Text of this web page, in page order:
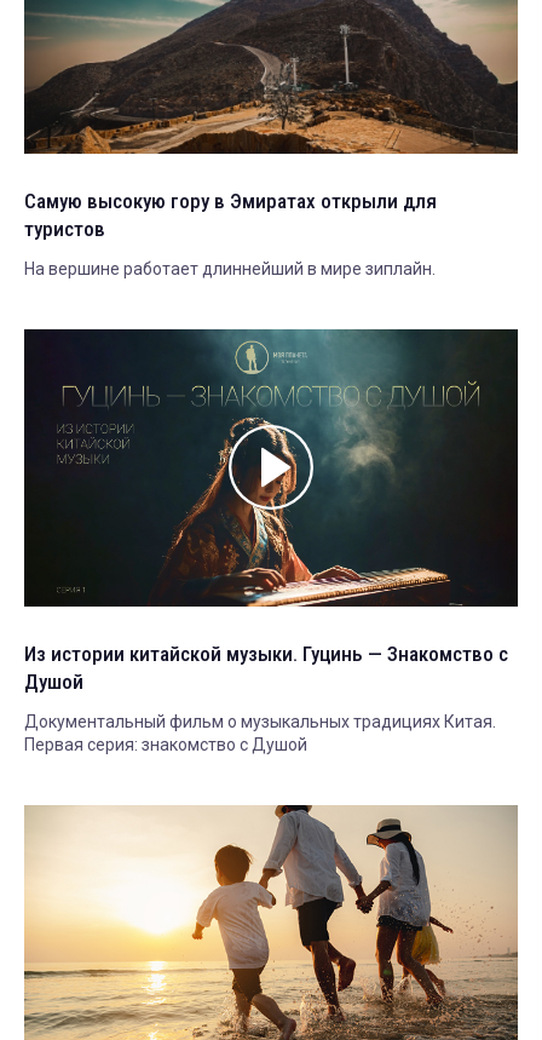
Самую высокую гору в Эмиратах открыли для
туристов
На вершине работает длиннейший в мире зиплайн.
Из истории китайской музыки. Гуцинь — Знакомство с
Душой
Документальный фильм о музыкальных традициях Китая.
Первая серия: знакомство с Душой